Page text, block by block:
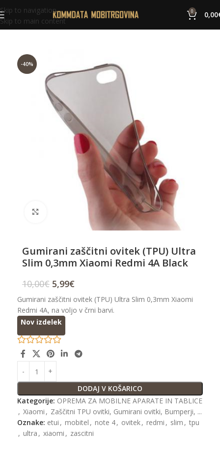
Skip to navigation
Skip to main content
0 0,00
-40%
Click to enlarge
Gumirani zaščitni ovitek (TPU) Ultra
Slim 0,3mm Xiaomi Redmi 4A Black
10,00€ 5,99€
Gumirani zaščitni ovitek (TPU) Ultra Slim 0,3mm Xiaomi
Redmi 4A, na voljo v črni barvi.
DODAJ V KOŠARICO
Nov izdelek
Kategorije: OPREMA ZA MOBILNE APARATE IN TABLICE
, Xiaomi , Zaščitni TPU ovitki, Gumirani ovitki, Bumperji, ...
Oznake: etui , mobitel , note 4, ovitek, redmi , slim , tpu
, ultra , xiaomi , zascitni